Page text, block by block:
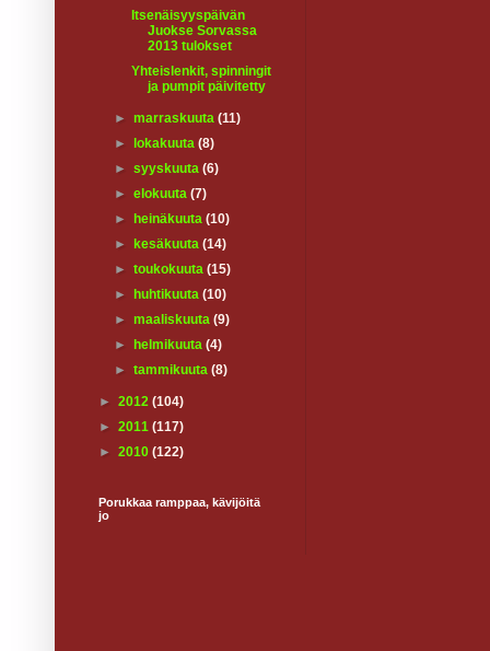
Itsenäisyyspäivän
Juokse Sorvassa
2013 tulokset
Yhteislenkit, spinningit
ja pumpit päivitetty
►marraskuuta(11)
►
lokakuuta(8)
►syyskuuta(6)
►elokuuta(7)
►
heinäkuuta(10)
►
kesäkuuta(14)
►toukokuuta(15)
►
huhtikuuta(10)
►maaliskuuta(9)
►
helmikuuta(4)
►tammikuuta(8)
► 2012 (104)
► 2011 (117)
► 2010 (122)
Porukkaa ramppaa, kävijöitä
jo